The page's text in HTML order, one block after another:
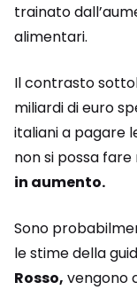
trainato
alimentari.
Il contrasto
miliardi di euro
italiani a pagare
non si possa
in aumento.
Sono
le stime della
Rosso, vengono